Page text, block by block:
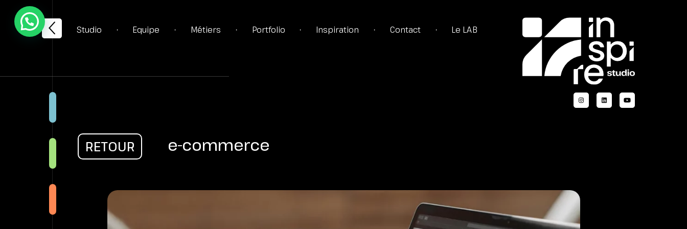
Studio • Equipe • Métiers • Portfolio • Inspiration • Contact • Le LAB
CRÉATION
RETOUR e-commerce